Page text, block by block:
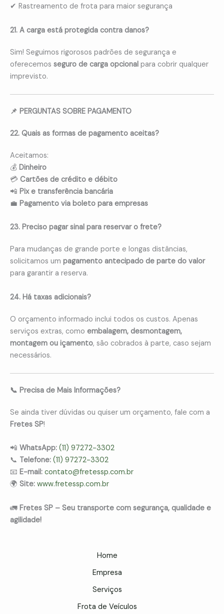
✔ Rastreamento de frota para maior segurança
21. A carga está protegida contra danos?
Sim! Seguimos rigorosos padrões de segurança e
oferecemos seguro de carga opcional para cobrir qualquer
imprevisto.
📌 PERGUNTAS SOBRE PAGAMENTO
22. Quais as formas de pagamento aceitas?
Aceitamos:
💰 Dinheiro
💳 Cartões de crédito e débito
📲 Pix e transferência bancária
💼 Pagamento via boleto para empresas
23. Preciso pagar sinal para reservar o frete?
Para mudanças de grande porte e longas distâncias,
solicitamos um pagamento antecipado de parte do valor
para garantir a reserva.
24. Há taxas adicionais?
O orçamento informado inclui todos os custos. Apenas
serviços extras, como embalagem, desmontagem,
montagem ou içamento, são cobrados à parte, caso sejam
necessários.
📞 Precisa de Mais Informações?
Se ainda tiver dúvidas ou quiser um orçamento, fale com a
Fretes SP!
📲 WhatsApp: (11) 97272-3302
📞 Telefone: (11) 97272-3302
📧 E-mail: contato@fretessp.com.br
🌍 Site: www.fretessp.com.br
🚛 Fretes SP – Seu transporte com segurança, qualidade e
agilidade!
Home
Empresa
Serviços
Frota de Veículos